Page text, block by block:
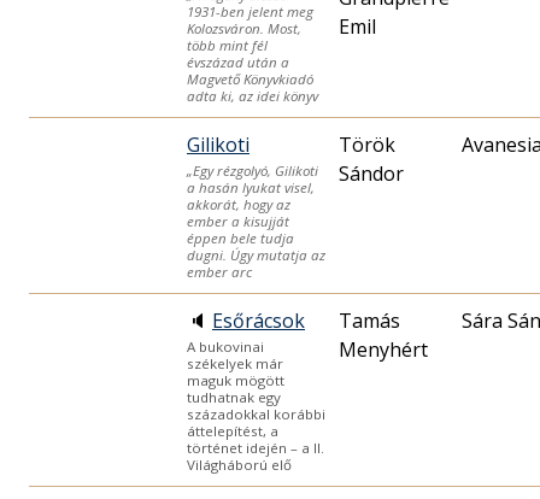
1931-ben jelent meg
Kolozsváron. Most,
több mint fél
évszázad után a
Magvető Könyvkiadó
adta ki, az idei könyv
Emil
Gilikoti
„Egy rézgolyó, Gilikoti
a hasán lyukat visel,
akkorát, hogy az
ember a kisujját
éppen bele tudja
dugni. Úgy mutatja az
ember arc
Török
Sándor
🔈 Esőrácsok
A bukovinai
székelyek már
maguk mögött
tudhatnak egy
századokkal korábbi
áttelepítést, a
történet idején – a II.
Világháború elő
Tamás
Menyhért
Sára